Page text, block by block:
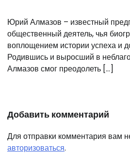
Юрий Алмазов – известный
общественный деятель, чья
воплощением истории успеха и
Родившись и выросший в
Алмазов смог преодолеть […]
Добавить комментарий
Для отправки комментария вам
авторизоваться.